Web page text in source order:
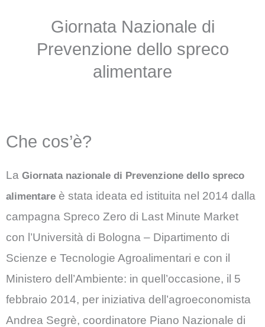
Giornata Nazionale di
Prevenzione dello spreco
alimentare
Che cos’è?
La Giornata nazionale di Prevenzione dello spreco
alimentare è stata ideata ed istituita nel 2014 dalla
campagna Spreco Zero di Last Minute Market
con l’Università di Bologna – Dipartimento di
Scienze e Tecnologie Agroalimentari e con il
Ministero dell’Ambiente: in quell’occasione, il 5
febbraio 2014, per iniziativa dell’agroeco­nomista
Andrea Segrè, coordinatore Piano Nazionale di